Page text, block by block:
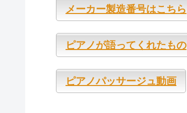
メーカー製造番号はこちら
ピアノが語ってくれたもの
ピアノパッサージュ動画